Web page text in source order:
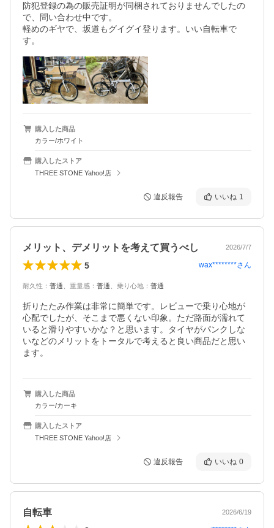
防犯登録の為の販売証明が同梱されておりませんでしたの
で、問い合わせ中です。
軽めのギヤで、坂道もグイグイ登ります。いい自転車で
す。
購入した商品
カラー/ホワイト
購入したストア
THREE STONE Yahoo!店
違反報告 いいね 1
メリット、デメリットを考えて買うべし 2026/7/7
5 wax********さん
耐久性 ： 普通 重量感 ： 普通 乗り心地 ： 普通
折りたたみ作業は非常に簡単です。レビューで乗り心地が
心配でしたが、そこまで悪くない印象。ただ路面が濡れて
いると滑りやすいかな？と思います。タイヤがパンクしな
いなどのメリットをトータルで考えると良い商品だと思い
ます。
購入した商品
カラー/カーキ
購入したストア
THREE STONE Yahoo!店
違反報告 いいね 0
自転車 2026/6/19